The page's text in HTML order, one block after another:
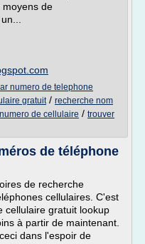
moyens de
numero de telephone
gratuit/ recherche nom
de cellulaire / trouver
de téléphone
de recherche
cellulaires. C'est
cellulaire gratuit lookup
à partir de maintenant.
dans l'espoir de